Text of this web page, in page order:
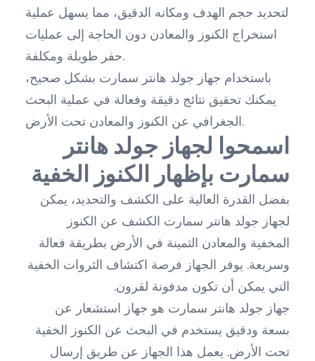
لتحديد حجم الهدف ومكانه الدقيق، مما يسهل عملية
استخراج الكنوز والمعادن دون الحاجة إلى عمليات
حفر طويلة ومكلفة.
باستخدام جهاز جولد هانتر سمارت بشكل صحيح،
يمكنك تحقيق نتائج دقيقة وفعالة في عملية البحث
الجغرافي عن الكنوز والمعادن تحت الأرض.
اسمحوا لجهاز جولد هانتر
سمارت بإظهار الكنوز الخفية
بفضل القدرة العالية على الكشف والتحديد، يمكن
لجهاز جولد هانتر سمارت الكشف عن الكنوز
المخفية والمعادن الثمينة في الأرض بطريقة فعالة
وسريعة. يوفر الجهاز فرصة اكتشاف الثروات الخفية
التي يمكن أن تكون مدفونة لقرون.
جهاز جولد هانتر سمارت هو جهاز استشعار عن
بسعة ودقيق يستخدم في البحث عن الكنوز الخفية
تحت الأرض. يعمل هذا الجهاز عن طريق إرسال